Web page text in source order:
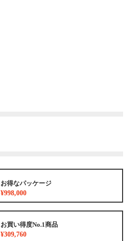
お得なパッケージ
¥998,000
お買い得度No.1商品
¥309,760